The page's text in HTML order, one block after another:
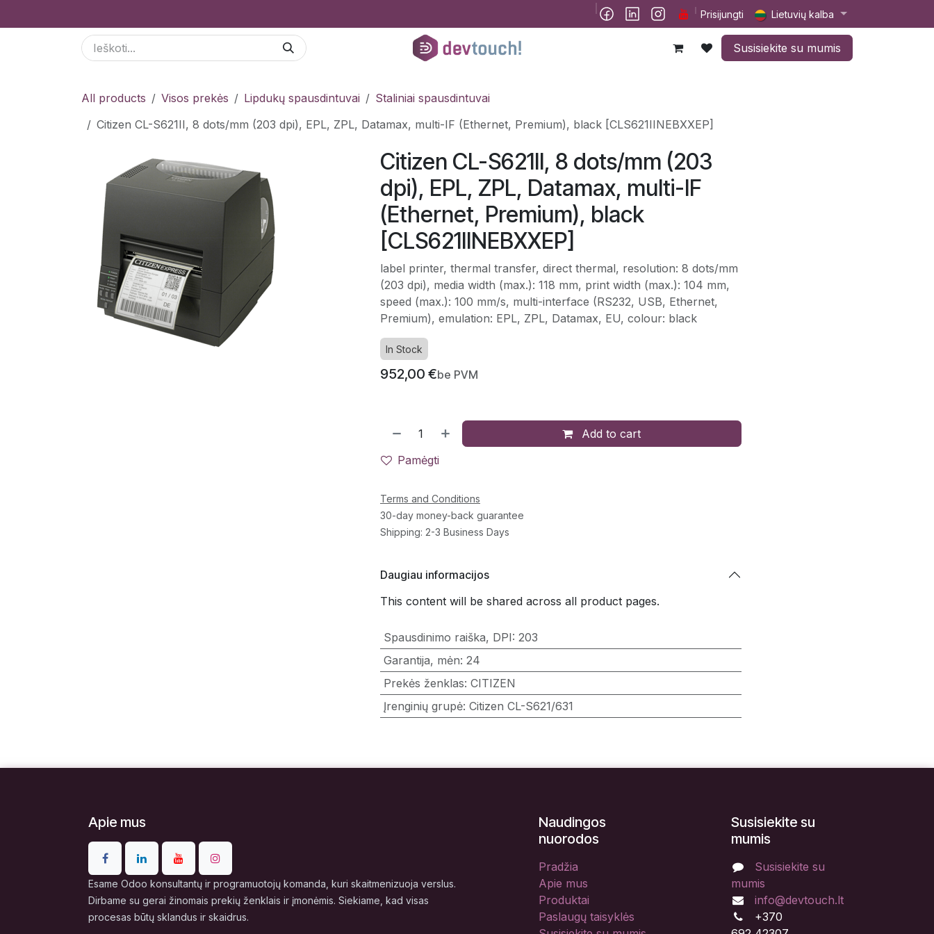
Kursai Help Darbai Susisiekite su mumis
Prisijungti Lietuvių kalba
Susisiekite su mumis
All products Visos prekės Lipdukų spausdintuvai
Staliniai spausdintuvai
Citizen CL-S621II, 8 dots/mm (203 dpi), EPL, ZPL, Datamax, multi-IF (Ethernet, Premium), black [CLS621IINEBXXEP]
Citizen CL-S621II, 8 dots/mm (203
dpi), EPL, ZPL, Datamax, multi-IF
(Ethernet, Premium), black
[CLS621IINEBXXEP]
label printer, thermal transfer, direct thermal, resolution: 8 dots/mm
(203 dpi), media width (max.): 118 mm, print width (max.): 104 mm,
speed (max.): 100 mm/s, multi-interface (RS232, USB, Ethernet,
Premium), emulation: EPL, ZPL, Datamax, EU, colour: black
In Stock
952,00 €be PVM
Add to cart
Pamėgti
Terms and Conditions
30-day money-back guarantee
Shipping: 2-3 Business Days
Daugiau informacijos
This content will be shared across all product pages.
Spausdinimo raiška, DPI: 203
Garantija, mėn: 24
Prekės ženklas: CITIZEN
Įrenginių grupė: Citizen CL-S621/631
Apie mus
Esame Odoo konsultantų ir programuotojų komanda, kuri skaitmenizuoja verslus.
Dirbame su gerai žinomais prekių ženklais ir įmonėmis. Siekiame, kad visas
procesas būtų sklandus ir skaidrus.
Naudingos
nuorodos
Pradžia
Apie mus
Produktai
Paslaugų taisyklės
Susisiekite su
mumis
Susisiekite su
mumis
info@devtouch.lt
+370